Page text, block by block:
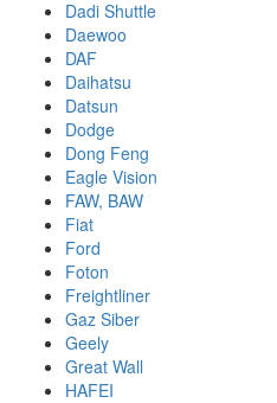
Dadi Shuttle
Daewoo
DAF
Daihatsu
Datsun
Dodge
Dong Feng
Eagle Vision
FAW, BAW
Fiat
Ford
Foton
Freightliner
Gaz Siber
Geely
Great Wall
HAFEI